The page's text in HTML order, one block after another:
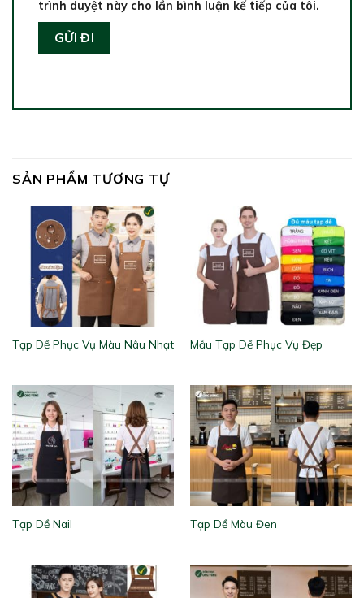
trình duyệt này cho lần bình luận kế tiếp của tôi.
SẢN PHẨM TƯƠNG TỰ
Tạp Dề Phục Vụ Màu Nâu Nhạt Mẫu Tạp Dề Phục Vụ Đẹp
Tạp Dề Nail Tạp Dề Màu Đen